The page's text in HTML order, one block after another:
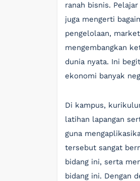
ranah bisnis.
juga mengerti
pengelolaan,
mengembangkan
dunia nyata. Ini
ekonomi banyak
Di kampus,
latihan lapangan
guna
tersebut sangat
bidang ini, serta
bidang ini. Dengan